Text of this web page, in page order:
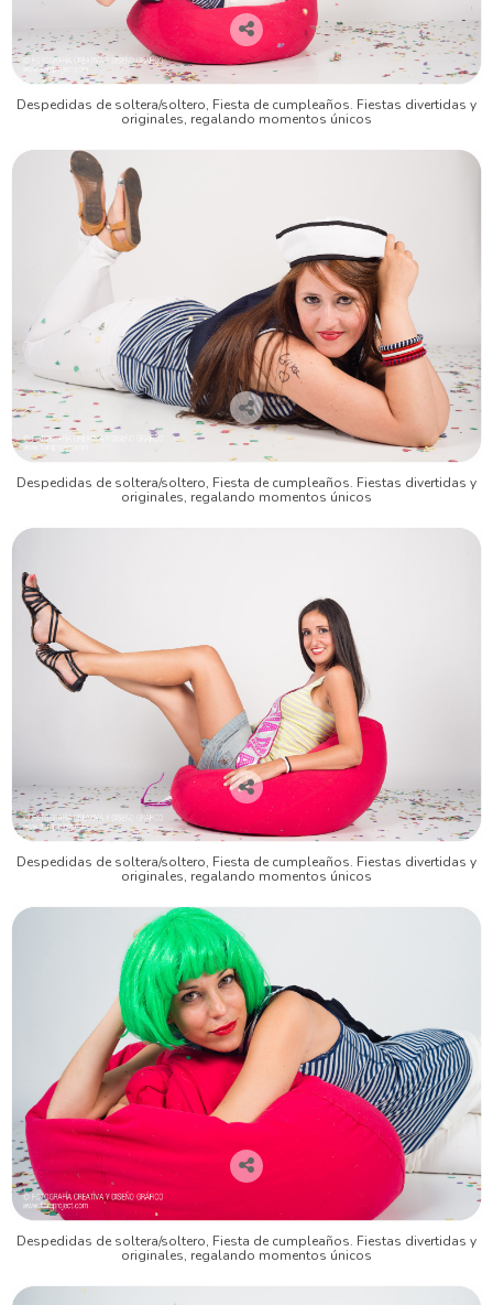
Despedidas de soltera/soltero, Fiesta de cumpleaños. Fiestas divertidas y
originales, regalando momentos únicos
Despedidas de soltera/soltero, Fiesta de cumpleaños. Fiestas divertidas y
originales, regalando momentos únicos
Despedidas de soltera/soltero, Fiesta de cumpleaños. Fiestas divertidas y
originales, regalando momentos únicos
Despedidas de soltera/soltero, Fiesta de cumpleaños. Fiestas divertidas y
originales, regalando momentos únicos